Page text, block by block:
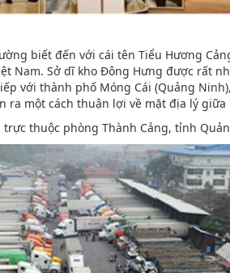
biết đến với cái tên Tiểu Hương
Nam. Sở dĩ kho Đông Hưng được rất
với thành phố Móng Cái (Quảng
ra một cách thuận lợi về mặt địa lý giữa
thuộc phòng Thành Cảng, tỉnh